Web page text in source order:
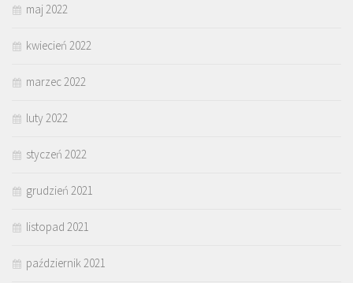
maj 2022
kwiecień 2022
marzec 2022
luty 2022
styczeń 2022
grudzień 2021
listopad 2021
październik 2021